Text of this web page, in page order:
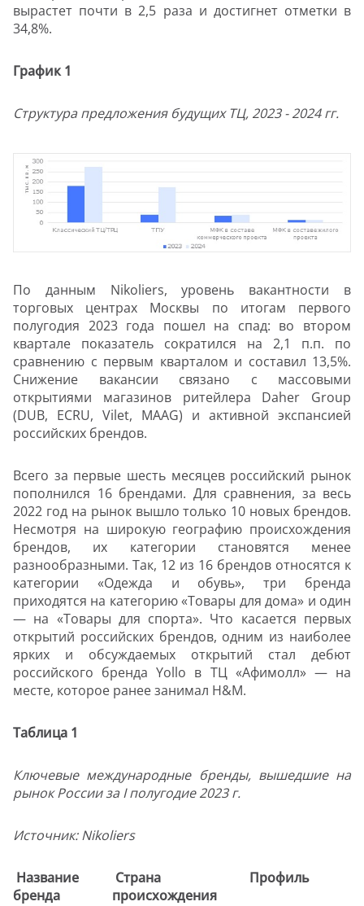
вырастет почти в 2,5 раза и достигнет отметки в
34,8%.
График 1
Структура предложения будущих ТЦ, 2023 - 2024 гг.
По данным Nikoliers, уровень вакантности в
торговых центрах Москвы по итогам первого
полугодия 2023 года пошел на спад: во втором
квартале показатель сократился на 2,1 п.п. по
сравнению с первым кварталом и составил 13,5%.
Снижение вакансии связано с массовыми
открытиями магазинов ритейлера Daher Group
(DUB, ECRU, Vilet, MAAG) и активной экспансией
российских брендов.
Всего за первые шесть месяцев российский рынок
пополнился 16 брендами. Для сравнения, за весь
2022 год на рынок вышло только 10 новых брендов.
Несмотря на широкую географию происхождения
брендов, их категории становятся менее
разнообразными. Так, 12 из 16 брендов относятся к
категории «Одежда и обувь», три бренда
приходятся на категорию «Товары для дома» и один
— на «Товары для спорта». Что касается первых
открытий российских брендов, одним из наиболее
ярких и обсуждаемых открытий стал дебют
российского бренда Yollo в ТЦ «Афимолл» — на
месте, которое ранее занимал H&M.
Таблица 1
Ключевые международные бренды, вышедшие на
рынок России за I полугодие 2023 г.
Источник: Nikoliers
Название
бренда
Страна
происхождения
Профиль